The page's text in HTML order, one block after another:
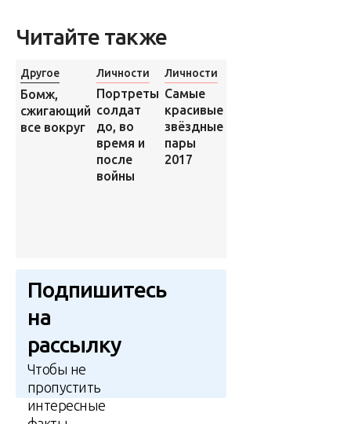
Читайте также
Другое
Бомж,
сжигающий
все вокруг
Личности
Портреты
солдат
до, во
время и
после
войны
Личности
Самые
красивые
звёздные
пары
2017
Подпишитесь
на
рассылку
Чтобы не
пропустить
интересные